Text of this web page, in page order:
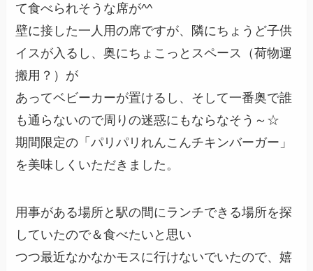
て食べられそうな席が^^
壁に接した一人用の席ですが、隣にちょうど子供
イスが入るし、奥にちょこっとスペース（荷物運
搬用？）が
あってベビーカーが置けるし、そして一番奥で誰
も通らないので周りの迷惑にもならなそう～☆
期間限定の「パリパリれんこんチキンバーガー」
を美味しくいただきました。
用事がある場所と駅の間にランチできる場所を探
していたので＆食べたいと思い
つつ最近なかなかモスに行けないでいたので、嬉